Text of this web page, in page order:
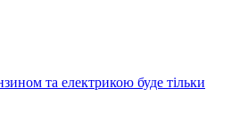
та електрикою буде тільки